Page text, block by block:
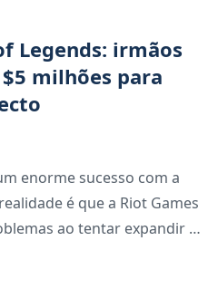
Legends: irmãos
milhões para
enorme sucesso com a
é que a Riot Games
ao tentar expandir o
2021 a Riot Games aliou